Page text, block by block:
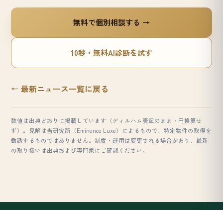
無料で個別相談する →
10秒・無料AI診断を試す
← 最新ニュース一覧に戻る
数値は出典どおりに掲載しています（ディルハム表記のまま・円換算せ
ず）。見解は当研究所（Eminence Luxe）によるもので、特定物件の取得を
勧誘するものではありません。制度・運用は変更される場合があり、最新
の取り扱いは出典および専門家にご確認ください。